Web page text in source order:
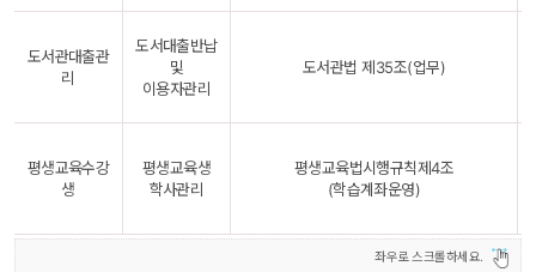
도서관대출관
리
도서대출반납
및
이용자관리
도서관법 제35조(업무)
평생교육수강
생
평생교육생
학사관리
평생교육법시행규칙제4조
(학습계좌운영)